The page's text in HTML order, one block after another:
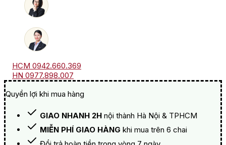
HCM 0942.660.369
HN 0977.898.007
Quyền lợi khi mua hàng
GIAO NHANH 2H nội thành Hà Nội & TPHCM
MIỄN PHÍ GIAO HÀNG khi mua trên 6 chai